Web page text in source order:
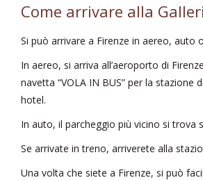
Come arrivare alla
Si può arrivare a Firenze in aereo, auto
In aereo, si arriva all’aeroporto di
navetta “VOLA IN BUS” per la
hotel.
In auto, il parcheggio più vicino si
Se arrivate in treno, arriverete alla
Una volta che siete a Firenze, si può